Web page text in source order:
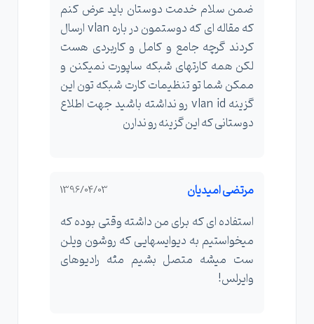
ضمن سلام خدمت دوستان باید عرض کنم
که مقاله ای که دوستمون در باره vlan ارسال
کردند گرچه جامع و کامل و کاربردی هست
لکن همه کارتهای شبکه ساپورت نمیکنن و
ممکن شما تو تنظیمات کارت شبکه تون این
گزینه vlan id رو نداشته باشید جهت اطلاع
دوستانی که این گزینه رو ندارن
مرتضی امیدیان 1396/04/03
استفاده ای که برای من داشته وقتی بوده که
میخواستیم به دیوایسهایی که روشون ویلن
ست میشه متصل بشیم مثه رادیوهای
وایرلس!